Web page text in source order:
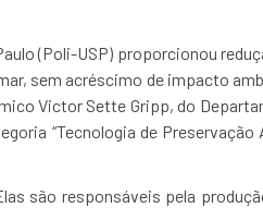
(Poli-USP) proporcionou
sem acréscimo de impacto
Victor Sette Gripp, do
“Tecnologia de Preservação
são responsáveis pela